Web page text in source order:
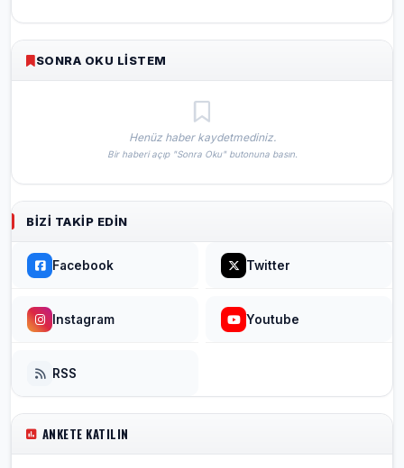
SONRA OKU LISTEM
Henüz haber kaydetmediniz.
Bir haberi açıp "Sonra Oku" butonuna basın.
BIZI TAKIP EDIN
Facebook Twitter
Instagram Youtube
RSS
ANKETE KATILIN